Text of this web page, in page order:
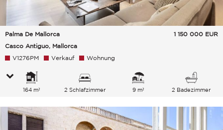
Palma De Mallorca
Casco Antiguo, Mallorca
1 150 000 EUR
V1276PM Verkauf Wohnung
164 m² 2 Schlafzimmer 9 m² 2 Badezimmer